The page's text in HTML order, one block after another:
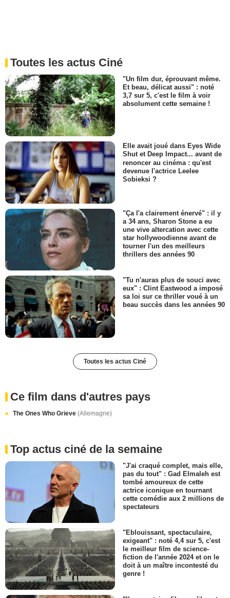
Toutes les actus Ciné
"Un film dur, éprouvant même.
Et beau, délicat aussi" : noté
3,7 sur 5, c'est le film à voir
absolument cette semaine !
Elle avait joué dans Eyes Wide
Shut et Deep Impact... avant de
renoncer au cinéma : qu'est
devenue l'actrice Leelee
Sobieksi ?
"Ça l'a clairement énervé" : il y
a 34 ans, Sharon Stone a eu
une vive altercation avec cette
star hollywoodienne avant de
tourner l'un des meilleurs
thrillers des années 90
"Tu n'auras plus de souci avec
eux" : Clint Eastwood a imposé
sa loi sur ce thriller voué à un
beau succès dans les années 90
Toutes les actus Ciné
Ce film dans d'autres pays
The Ones Who Grieve (Allemagne)
Top actus ciné de la semaine
"J'ai craqué complet, mais elle,
pas du tout" : Gad Elmaleh est
tombé amoureux de cette
actrice iconique en tournant
cette comédie aux 2 millions de
spectateurs
"Eblouissant, spectaculaire,
exigeant" : noté 4,4 sur 5, c'est
le meilleur film de science-
fiction de l'année 2024 et on le
doit à un maître incontesté du
genre !